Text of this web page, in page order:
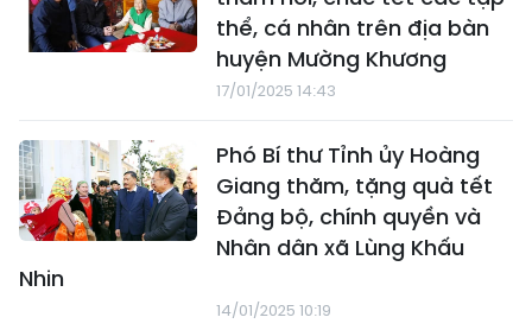
thể, cá nhân trên địa bàn
huyện Mường Khương
17/01/2025 14:43
Phó Bí thư Tỉnh ủy Hoàng
Giang thăm, tặng quà tết
Đảng bộ, chính quyền và
Nhân dân xã Lùng Khấu
Nhin
14/01/2025 10:19